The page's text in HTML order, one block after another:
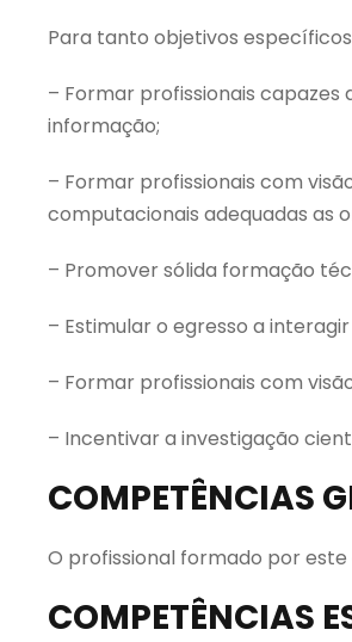
Para tanto objetivos
– Formar profissionais
informação;
– Formar profissionais com
computacionais adequadas as
– Promover sólida formação
– Estimular o egresso a
– Formar profissionais com
– Incentivar a investigação
COMPETÊNCIAS
O profissional formado por
COMPETÊNCIAS